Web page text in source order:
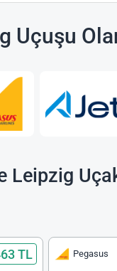
Uçuşu
Leipzig
TL Pegasus